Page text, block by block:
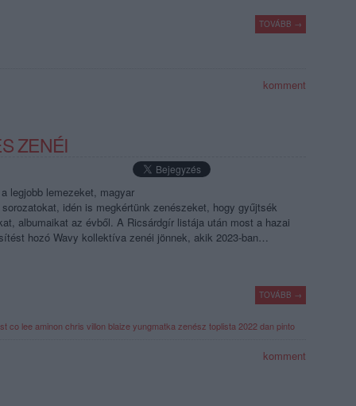
TOVÁBB →
komment
ZENÉI
legjobb lemezeket, magyar
idén is megkértünk zenészeket, hogy gyűjtsék
albumaikat az évből. A Ricsárdgír listája után most a hazai
hozó Wavy kollektíva zenéi jönnek, akik 2023-ban…
TOVÁBB →
co leeaminon chris villon blaizeyungmatka zenész toplista 2022dan pinto
komment